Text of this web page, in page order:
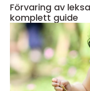
Förvaring av
komplett guide